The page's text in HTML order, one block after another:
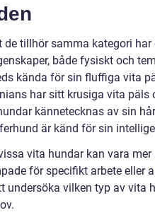
de tillhör samma kategori
både fysiskt och
kända för sin fluffiga vita
har sitt krusiga vita
kännetecknas av sin
är känd för sin
vita hundar kan vara
för specifikt arbete eller
undersöka vilken typ av vita